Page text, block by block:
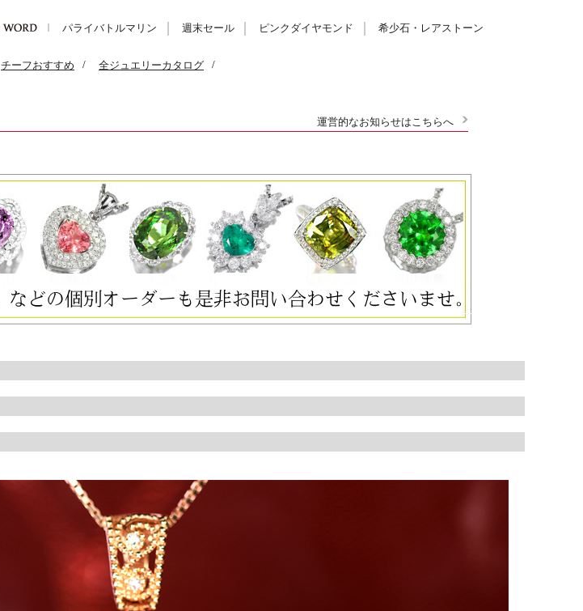
パライバトルマリン 週末セール ピンクダイヤモンド 希少石・レアストーン
チーフおすすめ / 全ジュエリーカタログ /
運営的なお知らせはこちらへ